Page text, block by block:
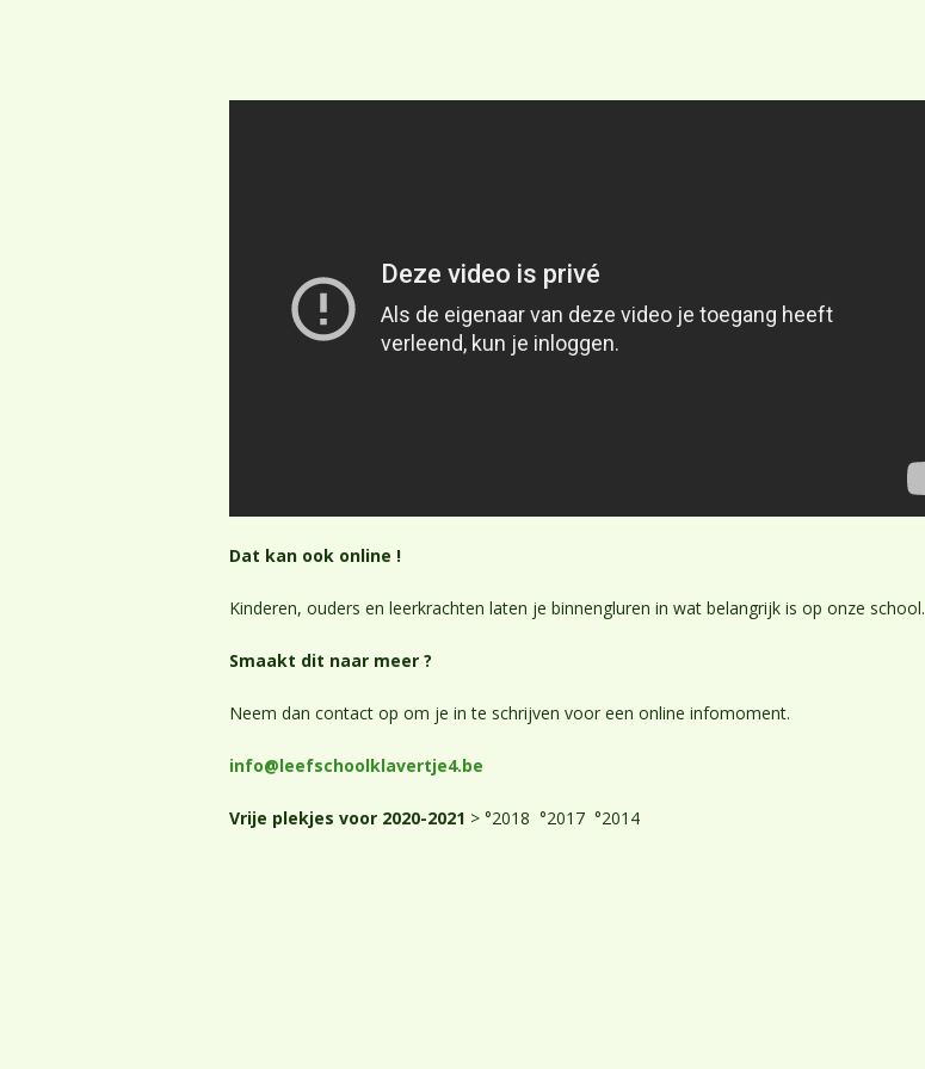
Ouderparticipatie
Dat kan ook online !
Kinderen, ouders en leerkrachten laten je binnengluren in wat belangrijk is op onze school.
Smaakt dit naar meer ?
Neem dan contact op om je in te schrijven voor een online infomoment.
info@leefschoolklavertje4.be
Vrije plekjes voor 2020-2021 > °2018 °2017 °2014